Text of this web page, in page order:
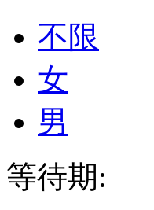
不限
女
男
等待期: